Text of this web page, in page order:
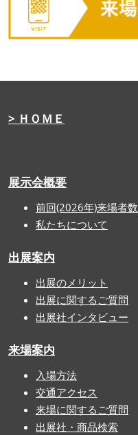
> ＨＯＭＥ
展示会概要
前回(2026年)来場者数
私たちについて
出展案内
出展のメリット
出展に関するご質問
出展社インタビュー
来場案内
入場方法
交通アクセス
来場に関するご質問
出展社・商品検索